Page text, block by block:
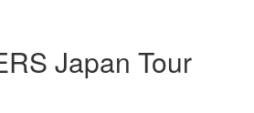
Japan Tour